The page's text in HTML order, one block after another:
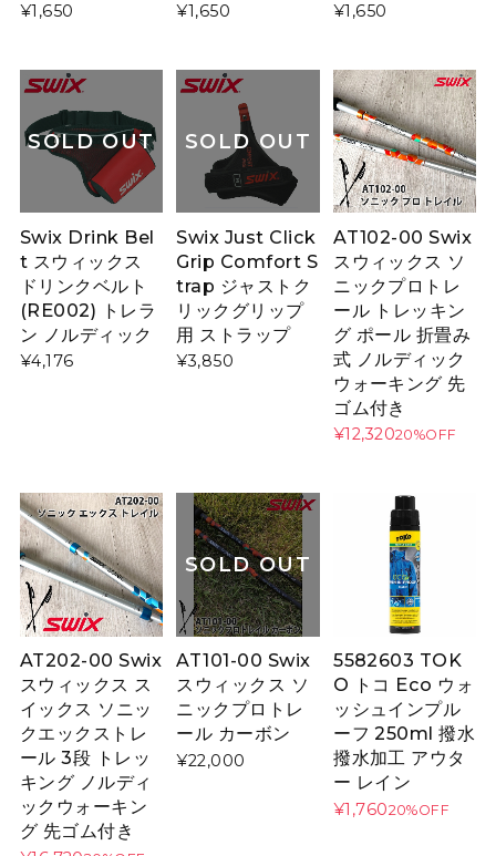
¥1,650 ¥1,650 ¥1,650
SOLD OUT
Swix Drink Bel
t スウィックス
ドリンクベルト
(RE002) トレラ
ン ノルディック
¥4,176
SOLD OUT
Swix Just Click
Grip Comfort S
trap ジャストク
リックグリップ
用 ストラップ
¥3,850
AT102-00 Swix
スウィックス ソ
ニックプロトレ
ール トレッキン
グ ポール 折畳み
式 ノルディック
ウォーキング 先
ゴム付き
¥12,32020%OFF
AT202-00 Swix
スウィックス ス
イックス ソニッ
クエックストレ
ール 3段 トレッ
キング ノルディ
ックウォーキン
グ 先ゴム付き
SOLD OUT
AT101-00 Swix
スウィックス ソ
ニックプロトレ
ール カーボン
¥22,000
5582603 TOK
O トコ Eco ウォ
ッシュインプル
ーフ 250ml 撥水
撥水加工 アウタ
ー レイン
¥1,76020%OFF